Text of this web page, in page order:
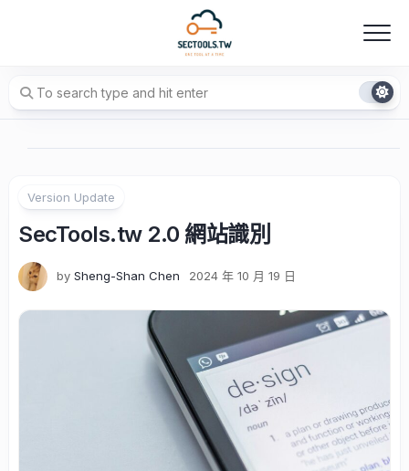
Version Update
SecTools.tw 2.0 網站識別
by Sheng-Shan Chen 2024 年 10 月 19 日